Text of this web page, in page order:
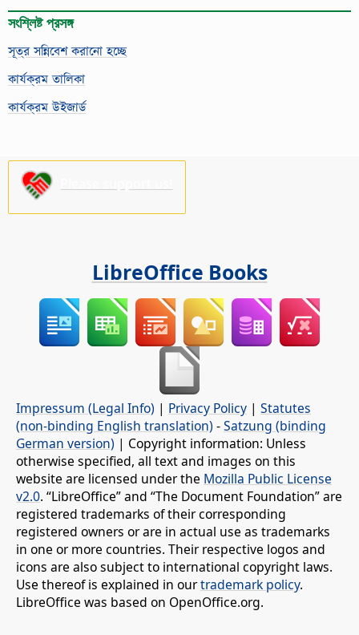
সংশ্লিষ্ট প্রসঙ্গ
সূত্র সন্নিবেশ করানো হচ্ছে
কার্যক্রম তালিকা
কার্যক্রম উইজার্ড
LibreOffice Books
Impressum (Legal Info) | Privacy Policy | Statutes
(non-binding English translation) -Satzung (binding
German version) | Copyright information: Unless
otherwise specified, all text and images on this
website are licensed under the Mozilla Public License
v2.0. “LibreOffice” and “The Document Foundation” are
registered trademarks of their corresponding
registered owners or are in actual use as trademarks
in one or more countries. Their respective logos and
icons are also subject to international copyright laws.
Use thereof is explained in ourtrademark policy.
LibreOffice was based on OpenOffice.org.